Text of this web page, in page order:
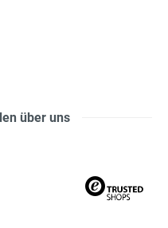
über uns